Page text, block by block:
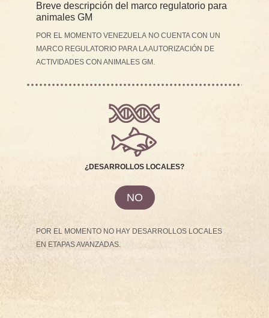
Breve descripción del marco regulatorio para
animales GM
POR EL MOMENTO VENEZUELA NO CUENTA CON UN
MARCO REGULATORIO PARA LA AUTORIZACIÓN DE
ACTIVIDADES CON ANIMALES GM.
¿DESARROLLOS LOCALES?
NO
POR EL MOMENTO NO HAY DESARROLLOS LOCALES
EN ETAPAS AVANZADAS.